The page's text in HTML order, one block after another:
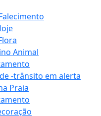
Animal
-trânsito em alerta
Praia